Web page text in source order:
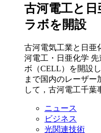
古河電工と
ラボを開設
古河電気工業と日亜
河電工・日亜化学
ボ（CELL）を開設
まで国内のレーザー
して，古河電工千葉
ニュース
ビジネス
光関連技術